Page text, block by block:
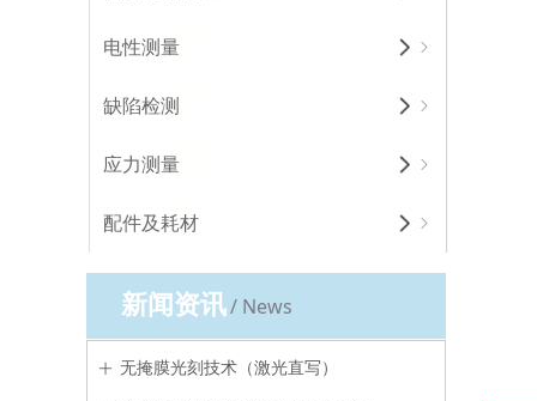
新闻资讯/ News
ꄶ 无掩膜光刻技术（激光直写）
ꁇ
电性测量
ꁇ
缺陷检测
ꁇ
应力测量
ꁇ
配件及耗材